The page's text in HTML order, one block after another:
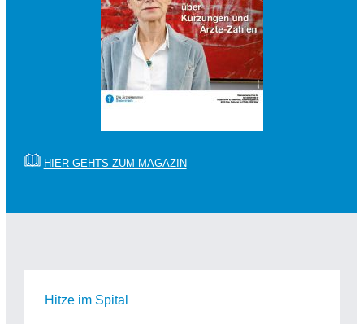
HIER GEHTS ZUM MAGAZIN
Hitze im Spital